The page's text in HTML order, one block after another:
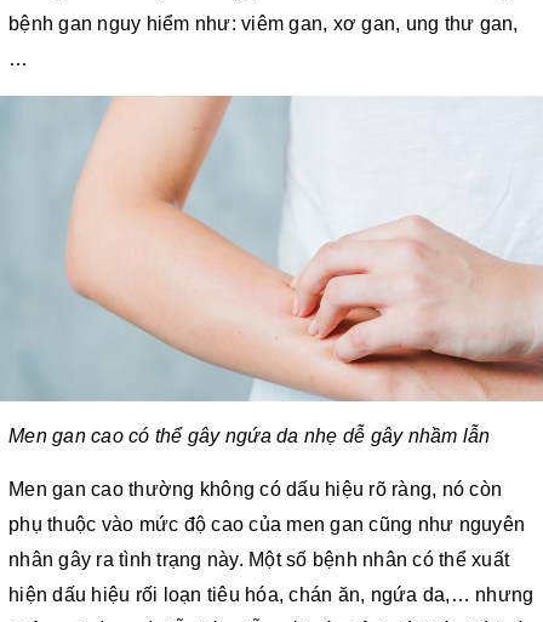
bệnh gan nguy hiểm như: viêm gan, xơ gan, ung thư gan,
…
Men gan cao có thể gây ngứa da nhẹ dễ gây nhầm lẫn
Men gan cao thường không có dấu hiệu rõ ràng, nó còn
phụ thuộc vào mức độ cao của men gan cũng như nguyên
nhân gây ra tình trạng này. Một số bệnh nhân có thể xuất
hiện dấu hiệu rối loạn tiêu hóa, chán ăn, ngứa da,… nhưng